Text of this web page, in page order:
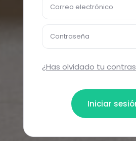
Correo electrónico
Contraseña
¿Has olvidado tu
Iniciar